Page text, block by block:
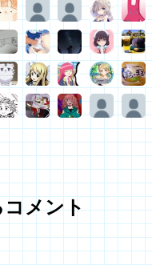
メント